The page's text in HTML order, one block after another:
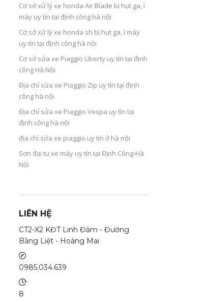
Cơ sở xử lý xe honda Air Blade bị hụt ga, ì
máy uy tín tại định công hà nội
Cơ sở xử lý xe honda sh bị hụt ga, ì máy
uy tín tại định công hà nội
Cơ sở sửa xe Piaggio Liberty uy tín tại định
công Hà Nội
Địa chỉ sửa xe Piaggio Zip uy tín tại định
công hà nội
Địa chỉ sửa xe Piaggio Vespa uy tín tại
định công hà nội
địa chỉ sửa xe piaggio uy tín ở hà nội
Sơn đại tu xe máy uy tín tại Định Công-Hà
Nội
LIÊN HỆ
CT2-X2 KĐT Linh Đàm - Đường
Bằng Liệt - Hoàng Mai
0985.034.639
8